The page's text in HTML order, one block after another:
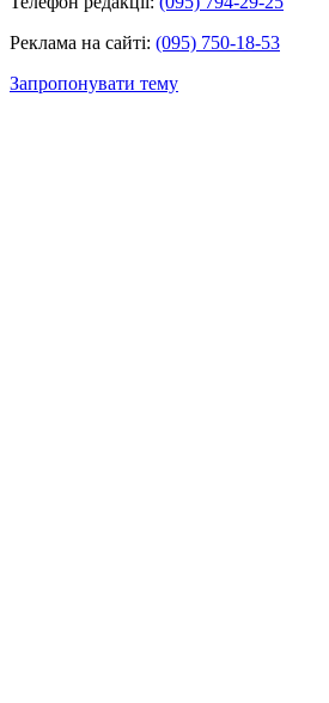
Реклама на сайті: (095) 750-18-53
Запропонувати тему